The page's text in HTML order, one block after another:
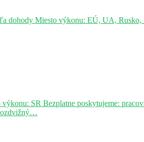
dohody Miesto výkonu: EÚ, UA,
SR Bezplatne poskytujeme: